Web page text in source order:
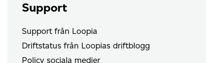
Support
Support från Loopia
Driftstatus från Loopias driftblogg
Policy sociala medier